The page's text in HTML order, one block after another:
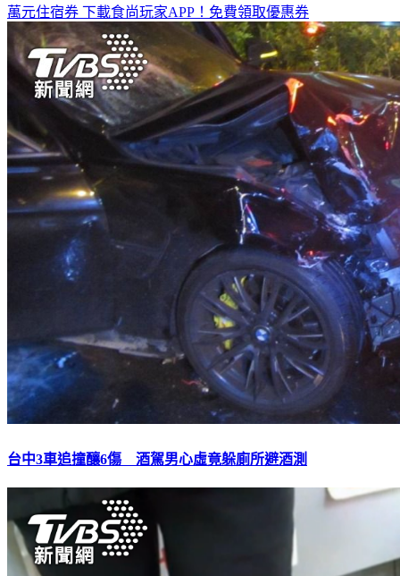
萬元住宿券 下載食尚玩家APP！免費領取優惠券
台中3車追撞釀6傷 酒駕男心虛竟躲廁所避酒測